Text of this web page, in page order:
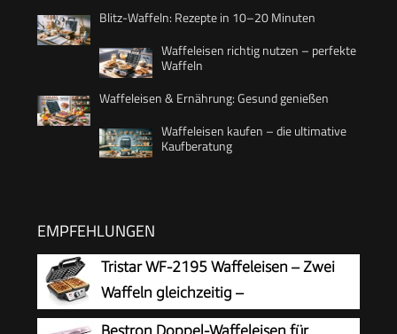
Blitz-Waffeln: Rezepte in 10–20 Minuten
Waffeleisen richtig nutzen – perfekte
Waffeln
Waffeleisen & Ernährung: Gesund genießen
Waffeleisen kaufen – die ultimative
Kaufberatung
EMPFEHLUNGEN
Tristar WF-2195 Waffeleisen – Zwei
Waffeln gleichzeitig –
Edelstahlgehäuse,